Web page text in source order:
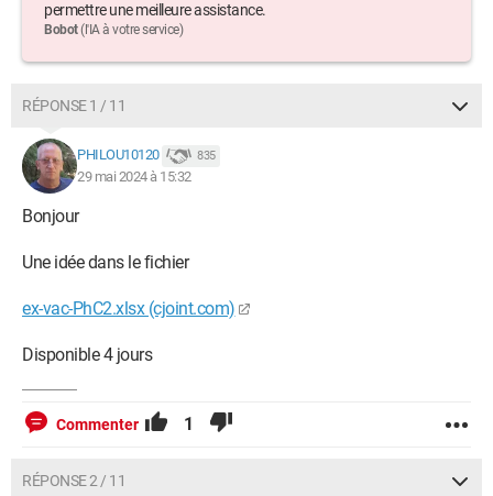
permettre une meilleure assistance.
Bobot(l'IA à votre service)
RÉPONSE 1 / 11
PHILOU10120 835
29 mai 2024 à 15:32
Bonjour
Une idée dans le fichier
ex-vac-PhC2.xlsx (cjoint.com)
Disponible 4 jours
Commenter 1
RÉPONSE 2 / 11